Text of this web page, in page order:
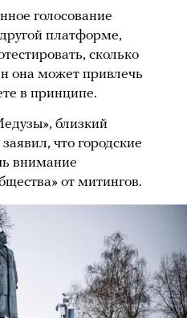
голосование
платформе,
сколько
она может привлечь
в принципе.
близкий
что городские
внимание
от митингов.